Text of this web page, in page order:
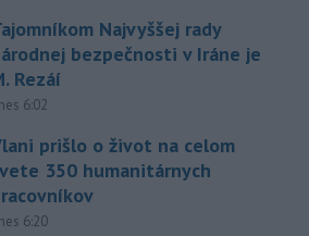
Najvyššej rady
bezpečnosti v Iráne je
Rezáí
6:02
prišlo o život na celom
350 humanitárnych
6:20